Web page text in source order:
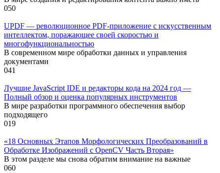
050
UPDF — революционное PDF-приложение с искусственным
интеллектом, поражающее своей скоростью и
многофункциональностью
В современном мире обработки данных и управления
документами
041
Лучшие JavaScript IDE и редакторы кода на 2024 год —
Полный обзор и оценка популярных инструментов
В мире разработки программного обеспечения выбор
подходящего
019
«18 Основных Этапов Морфологических Преобразований в
Обработке Изображений с OpenCV Часть Вторая»
В этом разделе мы снова обратим внимание на важные
060